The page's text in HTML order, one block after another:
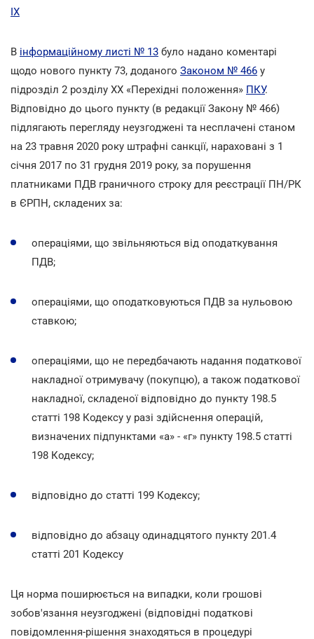
ІХ
В інформаційному листі № 13 було надано коментарі
щодо нового пункту 73, доданого Законом № 466 у
підрозділ 2 розділу ХХ «Перехідні положення» ПКУ.
Відповідно до цього пункту (в редакції Закону № 466)
підлягають перегляду неузгоджені та несплачені станом
на 23 травня 2020 року штрафні санкції, нараховані з 1
січня 2017 по 31 грудня 2019 року, за порушення
платниками ПДВ граничного строку для реєстрації ПН/РК
в ЄРПН, складених за:
операціями, що звільняються від оподаткування
ПДВ;
операціями, що оподатковуються ПДВ за нульовою
ставкою;
операціями, що не передбачають надання податкової
накладної отримувачу (покупцю), а також податкової
накладної, складеної відповідно до пункту 198.5
статті 198 Кодексу у разі здійснення операцій,
визначених підпунктами «а» - «г» пункту 198.5 статті
198 Кодексу;
відповідно до статті 199 Кодексу;
відповідно до абзацу одинадцятого пункту 201.4
статті 201 Кодексу
Ця норма поширюється на випадки, коли грошові
зобов'язання неузгоджені (відповідні податкові
повідомлення-рішення знаходяться в процедурі